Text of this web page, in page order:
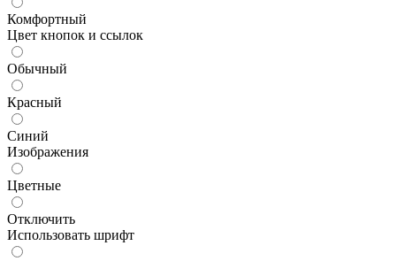
Комфортный
Цвет кнопок и ссылок
Обычный
Красный
Синий
Изображения
Цветные
Отключить
Использовать шрифт